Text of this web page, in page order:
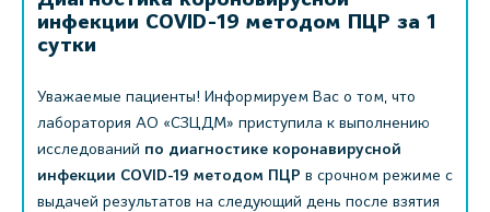
инфекции COVID-19 методом ПЦР за 1
сутки
Уважаемые пациенты! Информируем Вас о том, что
лаборатория АО «СЗЦДМ» приступила к выполнению
исследований по диагностике коронавирусной
инфекции COVID-19 методом ПЦР в срочном режиме с
выдачей результатов на следующий день после взятия